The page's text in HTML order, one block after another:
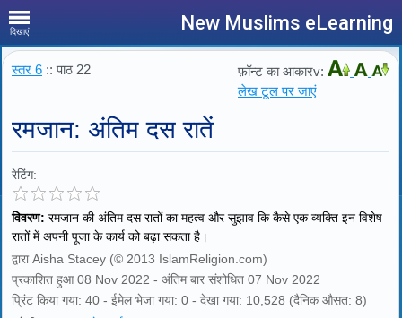
दिखाएं New Muslims eLearning
स्तर 6 :: पाठ 22
फ़ॉन्ट का आकारv:
लेख टूल पर जाएं
रमजान: अंतिम दस रातें
रेटिंग:
विवरण: रमजान की अंतिम दस रातों का महत्व और सुझाव कि कैसे एक व्यक्ति इन विशेष
रातों में अपनी पूजा के कार्य को बढ़ा सकता है।
द्वारा Aisha Stacey (© 2013 IslamReligion.com)
प्रकाशित हुआ 08 Nov 2022 - अंतिम बार संशोधित 07 Nov 2022
प्रिंट किया गया: 40 - ईमेल भेजा गया: 0 - देखा गया: 10,528 (दैनिक औसत: 8)